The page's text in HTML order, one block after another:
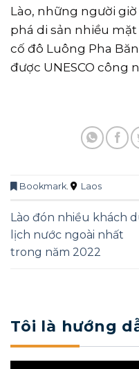
Lào, những người
phá di sản nhiều
cố đô Luông Pha
được UNESCO công
Bookmark. Laos
Lào đón nhiều khách
lịch nước ngoài nhất
trong năm 2022
Tôi là hướng